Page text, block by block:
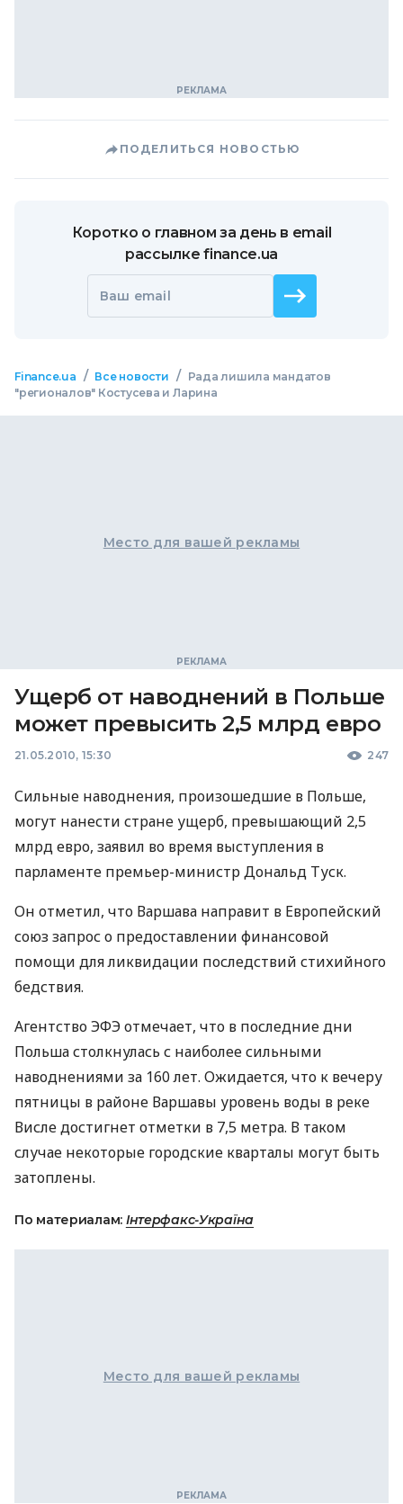
ПОДЕЛИТЬСЯ НОВОСТЬЮ
Коротко о главном за день в email
рассылке finance.ua
Ваш email
Finance.ua / Все новости /
Рада лишила мандатов
"регионалов" Костусева и Ларина
Место для вашей рекламы
Ущерб от наводнений в Польше
может превысить 2,5 млрд евро
21.05.2010, 15:30 247
Сильные наводнения, произошедшие в Польше,
могут нанести стране ущерб, превышающий 2,5
млрд евро, заявил во время выступления в
парламенте премьер-министр Дональд Туск.
Он отметил, что Варшава направит в Европейский
союз запрос о предоставлении финансовой
помощи для ликвидации последствий стихийного
бедствия.
Агентство ЭФЭ отмечает, что в последние дни
Польша столкнулась с наиболее сильными
наводнениями за 160 лет. Ожидается, что к вечеру
пятницы в районе Варшавы уровень воды в реке
Висле достигнет отметки в 7,5 метра. В таком
случае некоторые городские кварталы могут быть
затоплены.
По материалам: Інтерфакс-Україна
Место для вашей рекламы